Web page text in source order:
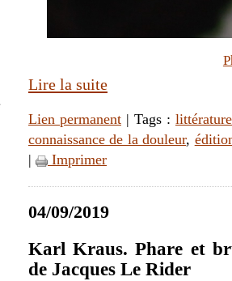
Lire la suite
Lien permanent | Tags : littérature
connaissance de la douleur,
|
Imprimer
04/09/2019
Karl Kraus. Phare et
de Jacques Le Rider